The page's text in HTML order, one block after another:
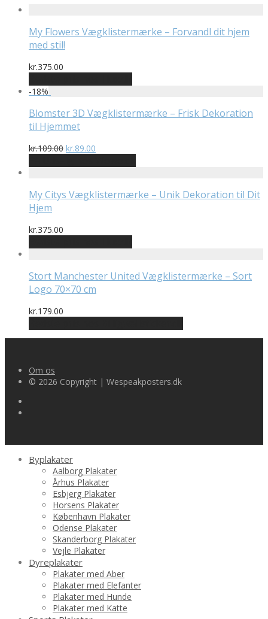
My Flowers Vægklistermærke – Forvandl dit hjem
med stil!
kr.375.00
-18%
Blomster 3D Vægklistermærke – Frisk Dekoration
til Hjemmet
kr.109.00 Den
pris
kr.109.00.
kr.89.00
pris
kr.89.00.
My Citys Vægklistermærke – Unik Dekoration til Dit
Hjem
kr.375.00
Stort Manchester United Vægklistermærke – Sort
Logo 70×70 cm
kr.179.00
Om os
© 2026 Copyright | Wespeakposters.dk
Byplakater
Aalborg Plakater
Århus Plakater
Esbjerg Plakater
Horsens Plakater
København Plakater
Odense Plakater
Skanderborg Plakater
Vejle Plakater
Dyreplakater
Plakater med Aber
Plakater med Elefanter
Plakater med Hunde
Plakater med Katte